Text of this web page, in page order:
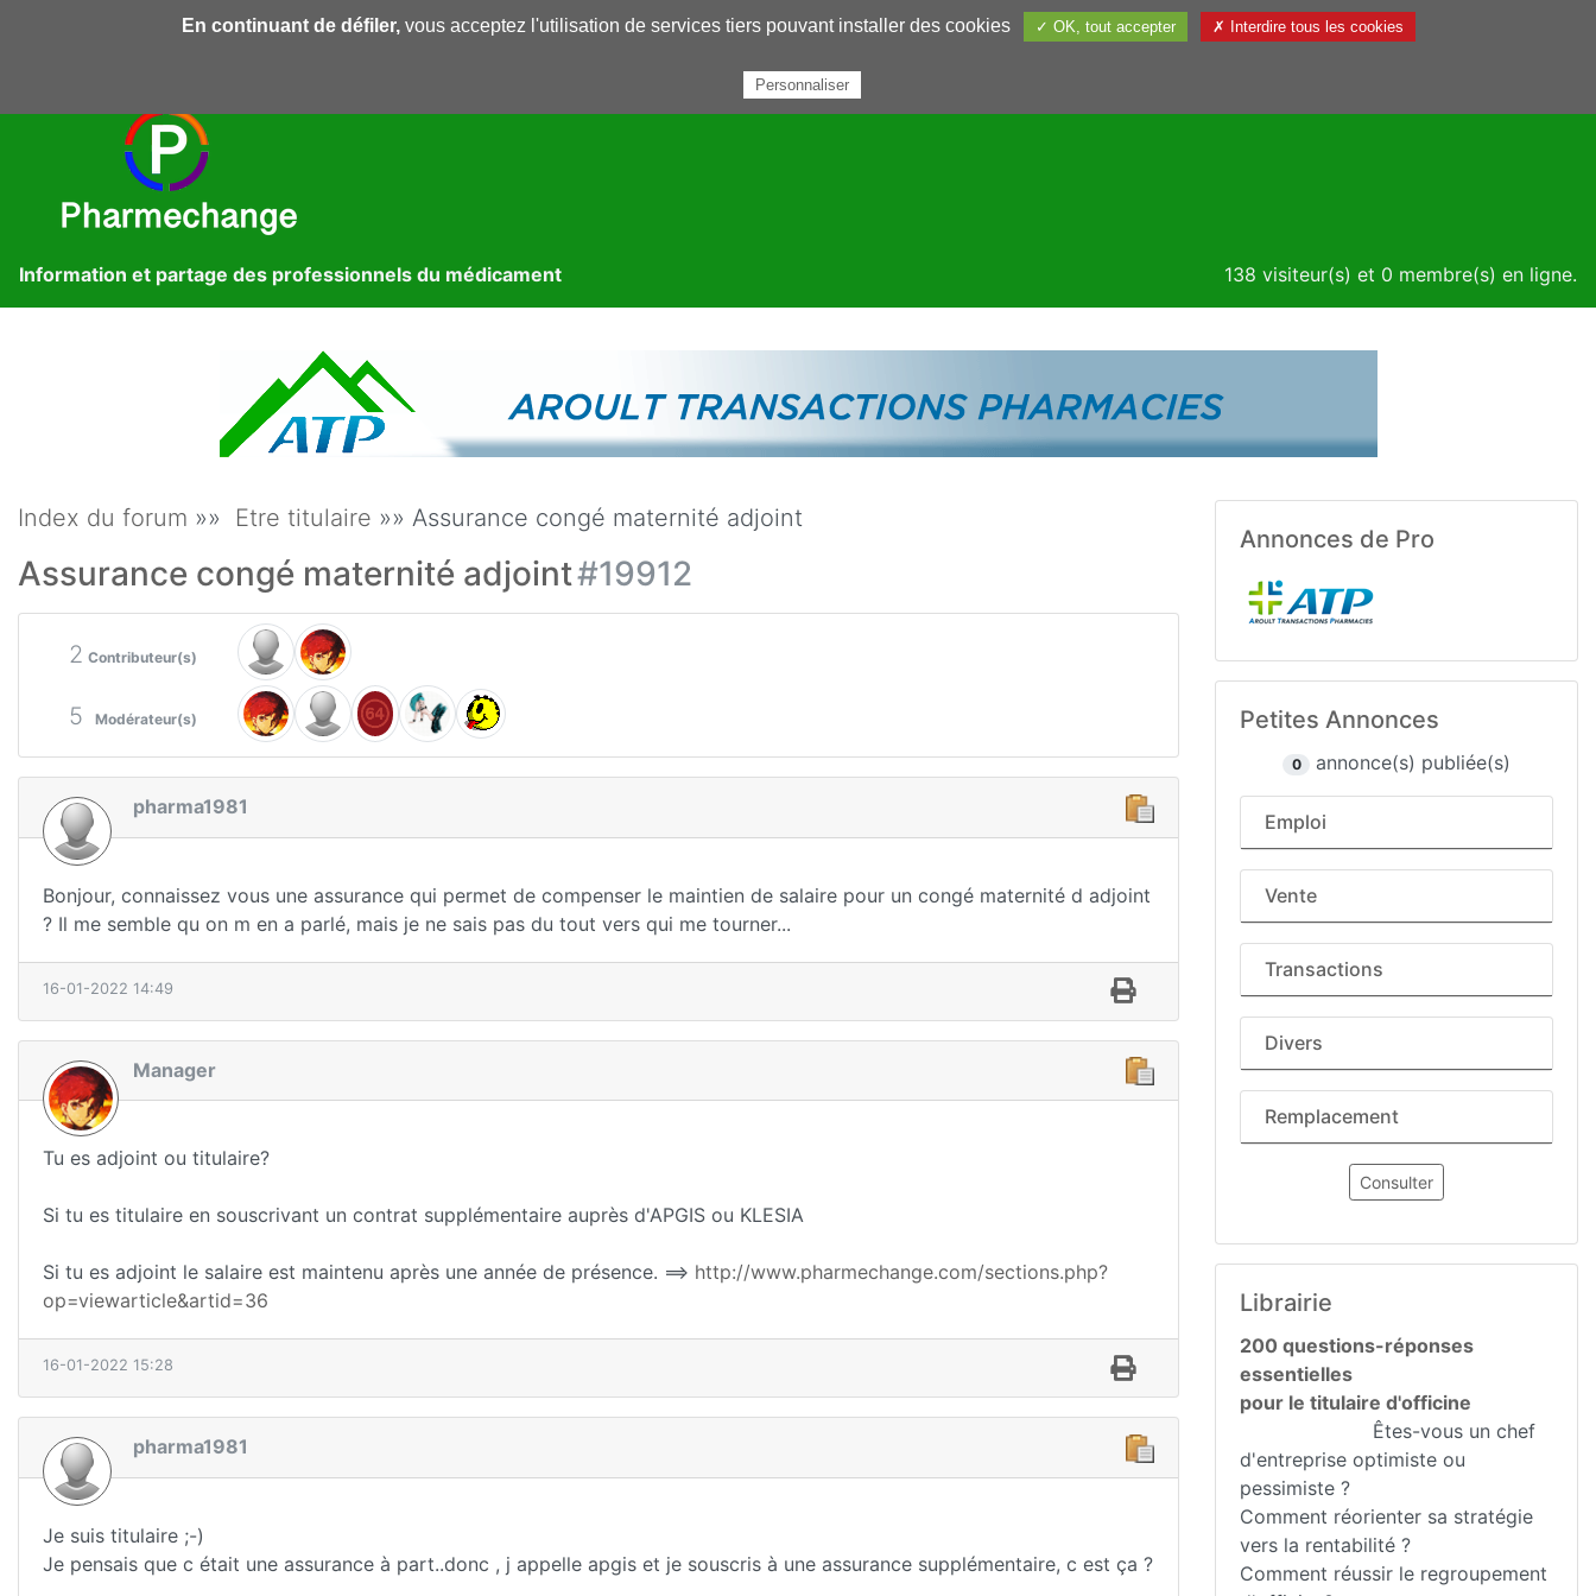
Pharmechange Forums Dossiers Presse Librairie Annuaires Petites annonces Nous contacter Utile
Information et partage des professionnels du médicament 138 visiteur(s) et 0 membre(s) en ligne.
Index du forum »» Etre titulaire »» Assurance congé maternité adjoint
Assurance congé maternité adjoint#19912
2 Contributeur(s)
5 Modérateur(s)
pharma1981
Bonjour, connaissez vous une assurance qui permet de compenser le maintien de salaire pour un congé maternité d adjoint
? Il me semble qu on m en a parlé, mais je ne sais pas du tout vers qui me tourner...
16-01-2022 14:49
Manager
Tu es adjoint ou titulaire?
Si tu es titulaire en souscrivant un contrat supplémentaire auprès d'APGIS ou KLESIA
Si tu es adjoint le salaire est maintenu après une année de présence. ==> http://www.pharmechange.com/sections.php?
op=viewarticle&artid=36
16-01-2022 15:28
pharma1981
Je suis titulaire ;-)
Je pensais que c était une assurance à part..donc , j appelle apgis et je souscris à une assurance supplémentaire, c est ça ?
Annonces de Pro
Petites Annonces
0 annonce(s) publiée(s)
Emploi
Vente
Transactions
Divers
Remplacement
Consulter
Librairie
200 questions-réponses
essentielles
pour le titulaire d'officine
Êtes-vous un chef
d'entreprise optimiste ou
pessimiste ?
Comment réorienter sa stratégie
vers la rentabilité ?
Comment réussir le regroupement
En continuant de défiler,vous acceptez l'utilisation de services tiers pouvant installer des cookies ✓ OK, tout accepter ✗ Interdire tous les cookies
Personnaliser